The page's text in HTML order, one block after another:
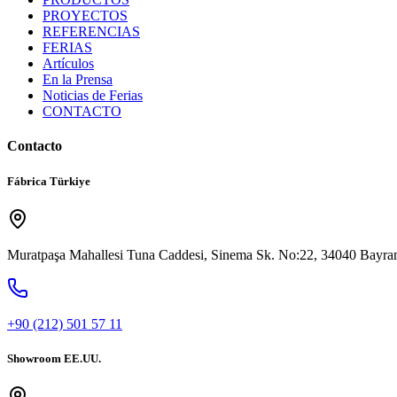
PROYECTOS
REFERENCIAS
FERIAS
Artículos
En la Prensa
Noticias de Ferias
CONTACTO
Contacto
Fábrica Türkiye
Muratpaşa Mahallesi Tuna Caddesi, Sinema Sk. No:22, 34040
+90 (212) 501 57 11
Showroom EE.UU.